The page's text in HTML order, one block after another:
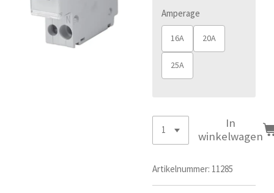
Amperage
16A 20A
25A
In
winkelwagen
Artikelnummer: 11285